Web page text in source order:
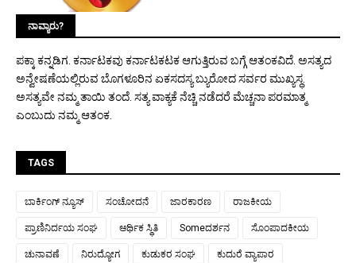
ನಾವ್ಯಾರು?
ಪಕ್ಕಾ ಕನ್ನಡಿಗ. ಕರ್ನಾಟಕವು ಕರ್ನಾಟಕಟಕ ಆಗುತ್ತಿರುವ ಬಗ್ಗೆ ಆತಂಕವಿದೆ. ಅಸತ್ಯದ
ಅನ್ವೇಷಣೆಯಲ್ಲಿರುವ ಬೊಗಳೂರಿನ ಏಕಸದಸ್ಯ ಬ್ಯುರೋದ ಸರ್ವರ ಮುಖ್ಯಸ್ಥ.
ಅಸತ್ಯವೇ ನಮ್ಮ ತಾಯಿ ತಂದೆ. ಸತ್ಯ ವಾಕ್ಯಕೆ ನೆಚ್ಚಿ ನಡೆದರೆ ಮೆಚ್ಚನಾ ಪರಮಾತ್ಮ
ಎಂಬುದು ನಮ್ಮ ಆತಂಕ.
TAGS
ಬಾರ್ಕಿಂಗ್ ನ್ಯೂಸ್ ಸಂಚೋದನೆ ಜಾರಕಾರಣ ರಾಜಕೀಯ
ಪ್ರಾಣಿನಿರ್ದಯ ಸಂಘ ಆರ್ಥಿಕ ಸ್ಥಿತಿ Someದರ್ಶನ ಸೊಂಪಾದಕೀಯ
ಚುನಾವಣೆ ನಿರುದ್ಯೋಗ ಕುಡುಕರ ಸಂಘ ಕುದುರೆ ವ್ಯಾಪಾರ